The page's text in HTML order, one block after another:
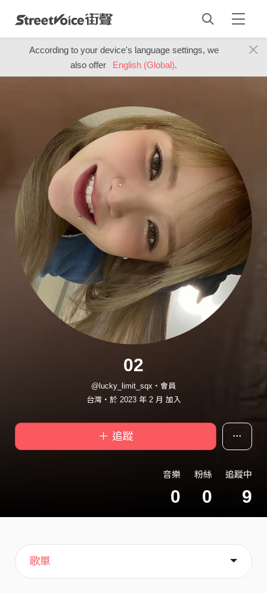
According to your device's language settings, we
also offer
English (Global).
02
@lucky_limit_sqx・會員
台灣・於 2023 年 2 月 加入
＋ 追蹤
音樂
0
粉絲
0
追蹤中
9
主頁
歌單
喜歡
關於